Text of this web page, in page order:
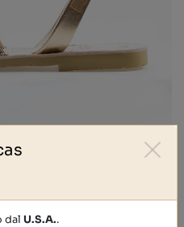
dal U.S.A..